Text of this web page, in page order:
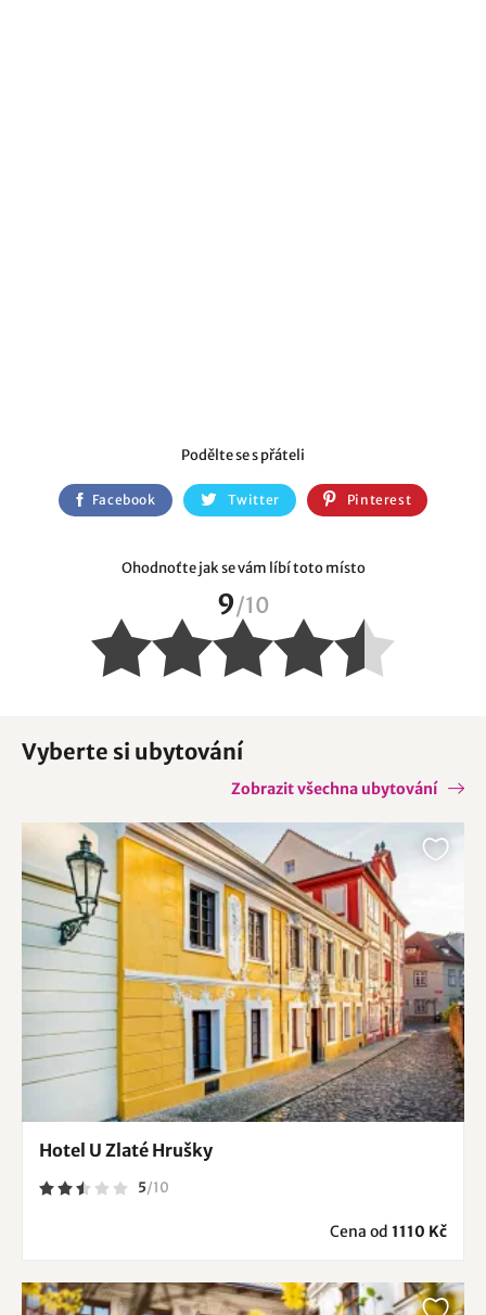
Ohodnoťte jak se vám líbí toto místo
9/10
Podělte se s přáteli
Facebook Twitter Pinterest
Vyberte si ubytování
Zobrazit všechna ubytování
Hotel U Zlaté Hrušky
5/10
Cena od 1110 Kč